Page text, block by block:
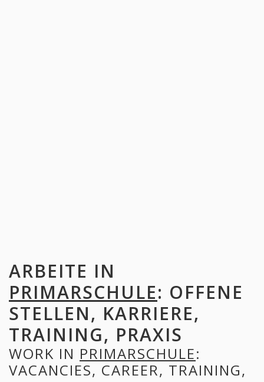
ARBEITE IN
PRIMARSCHULE: OFFENE
STELLEN, KARRIERE,
TRAINING, PRAXIS
WORK IN PRIMARSCHULE:
VACANCIES, CAREER, TRAINING,